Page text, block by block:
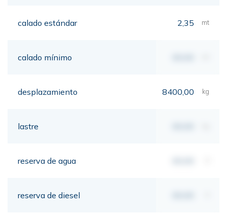
calado estándar 2,35 mt
calado mínimo
desplazamiento 8400,00 kg
lastre
reserva de agua
reserva de diesel